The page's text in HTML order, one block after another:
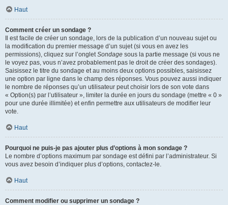
Haut
Comment créer un sondage ?
Il est facile de créer un sondage, lors de la publication d’un nouveau sujet ou
la modification du premier message d’un sujet (si vous en avez les
permissions), cliquez sur l’ongletSondage sous la partie message (si vous ne
le voyez pas, vous n’avez probablement pas le droit de créer des sondages).
Saisissez le titre du sondage et au moins deux options possibles, saisissez
une option par ligne dans le champ des réponses. Vous pouvez aussi indiquer
le nombre de réponses qu’un utilisateur peut choisir lors de son vote dans
« Option(s) par l’utilisateur », limiter la durée en jours du sondage (mettre « 0 »
pour une durée illimitée) et enfin permettre aux utilisateurs de modifier leur
vote.
Haut
Pourquoi ne puis-je pas ajouter plus d’options à mon sondage ?
Le nombre d’options maximum par sondage est défini par l’administrateur. Si
vous avez besoin d’indiquer plus d’options, contactez-le.
Haut
Comment modifier ou supprimer un sondage ?